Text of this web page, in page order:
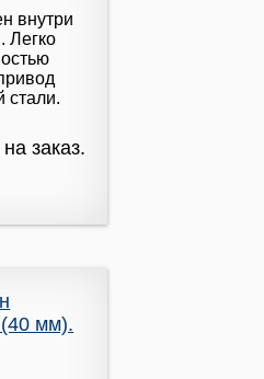
внутри
Легко
стали.
на заказ.
мм).